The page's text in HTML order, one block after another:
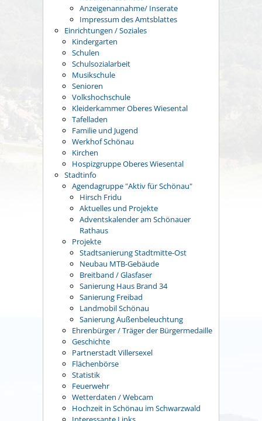
Anzeigenannahme/ Inserate
Impressum des Amtsblattes
Einrichtungen / Soziales
Kindergarten
Schulen
Schulsozialarbeit
Musikschule
Senioren
Volkshochschule
Kleiderkammer Oberes Wiesental
Tafelladen
Familie und Jugend
Werkhof Schönau
Kirchen
Hospizgruppe Oberes Wiesental
Stadtinfo
Agendagruppe "Aktiv für Schönau"
Hirsch Fridu
Aktuelles und Projekte
Adventskalender am Schönauer
Rathaus
Projekte
Stadtsanierung Stadtmitte-Ost
Neubau MTB-Gebäude
Breitband / Glasfaser
Sanierung Haus Brand 34
Sanierung Freibad
Landmobil Schönau
Sanierung Außenbeleuchtung
Ehrenbürger / Träger der Bürgermedaille
Geschichte
Partnerstadt Villersexel
Flächenbörse
Statistik
Feuerwehr
Wetterdaten / Webcam
Hochzeit in Schönau im Schwarzwald